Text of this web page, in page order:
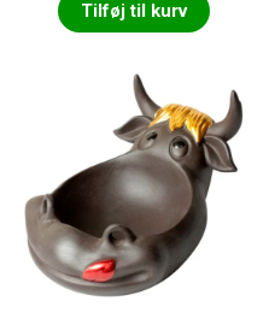
Tilføj til kurv